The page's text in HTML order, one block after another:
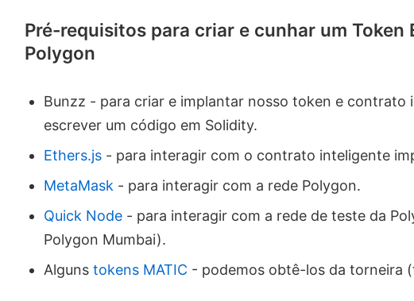
Pré-requisitos para criar e cunhar um Token
Polygon
Bunzz - para criar e implantar nosso token e contrato
escrever um código em Solidity.
Ethers.js - para interagir com o contrato inteligente
MetaMask - para interagir com a rede Polygon.
Quick Node - para interagir com a rede de teste da
Polygon Mumbai).
Alguns tokens MATIC - podemos obtê-los da torneira